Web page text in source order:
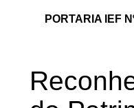
PORTARIA IEF